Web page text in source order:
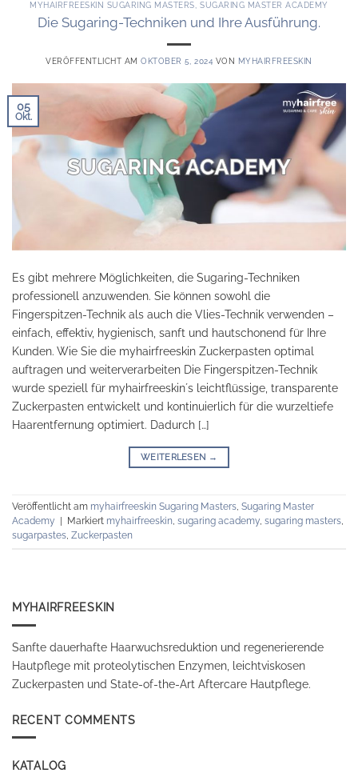
MYHAIRFREESKIN SUGARING MASTERS ,SUGARING MASTER ACADEMY
Die Sugaring-Techniken und Ihre Ausführung.
VERÖFFENTLICHT AMOKTOBER 5, 2024 VON MYHAIRFREESKIN
05
Okt.
Es gibt mehrere Möglichkeiten, die Sugaring-Techniken
professionell anzuwenden. Sie können sowohl die
Fingerspitzen-Technik als auch die Vlies-Technik verwenden –
einfach, effektiv, hygienisch, sanft und hautschonend für Ihre
Kunden. Wie Sie die myhairfreeskin Zuckerpasten optimal
auftragen und weiterverarbeiten Die Fingerspitzen-Technik
wurde speziell für myhairfreeskin´s leichtflüssige, transparente
Zuckerpasten entwickelt und kontinuierlich für die wurzeltiefe
Haarentfernung optimiert. Dadurch […]
WEITERLESEN →
Veröffentlicht am myhairfreeskin Sugaring Masters, Sugaring Master
Academy
Markiert myhairfreeskin, sugaring academy, sugaring masters,
sugarpastes, Zuckerpasten
MYHAIRFREESKIN
Sanfte dauerhafte Haarwuchsreduktion und regenerierende
Hautpflege mit proteolytischen Enzymen, leichtviskosen
Zuckerpasten und State-of-the-Art Aftercare Hautpflege.
RECENT COMMENTS
KATALOG